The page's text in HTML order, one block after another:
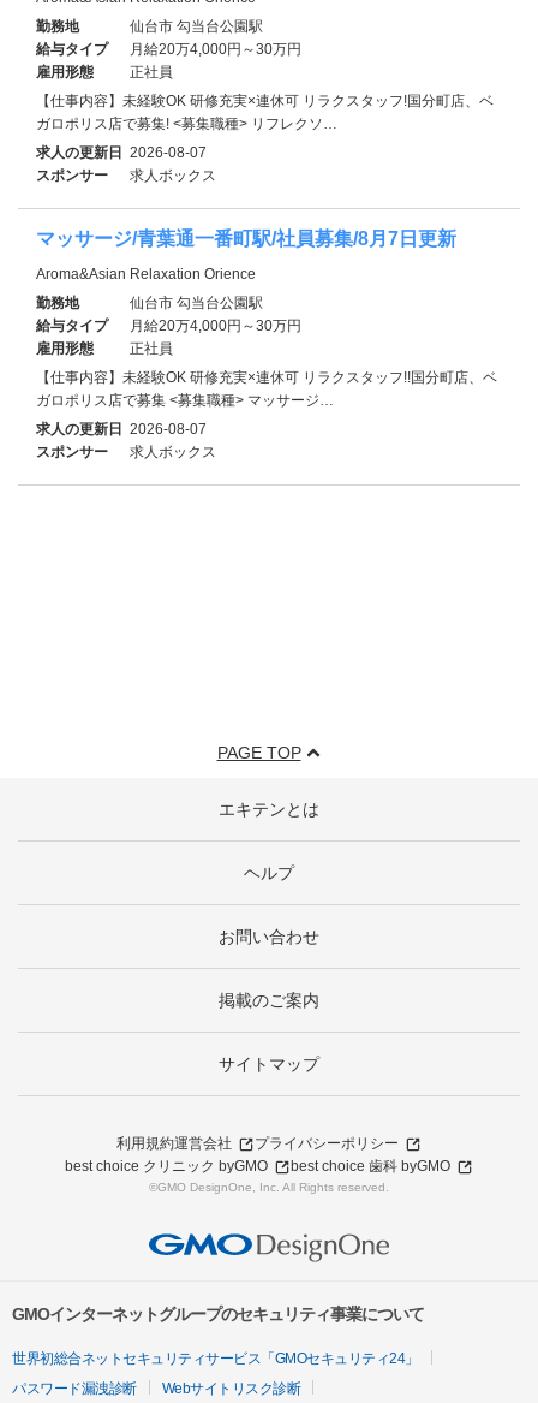
勤務地
仙台市 勾当台公園駅
給与タイプ
月給20万4,000円～30万円
雇用形態
正社員
【仕事内容】未経験OK 研修充実×連休可 リラクスタッフ!国分町店、ベ
ガロポリス店で募集! <募集職種> リフレクソ…
求人の更新日 2026-08-07
スポンサー
求人ボックス
マッサージ/青葉通一番町駅/社員募集/8月7日更新
Aroma&Asian Relaxation Orience
勤務地
仙台市 勾当台公園駅
給与タイプ
月給20万4,000円～30万円
雇用形態
正社員
【仕事内容】未経験OK 研修充実×連休可 リラクスタッフ!!国分町店、ベ
ガロポリス店で募集 <募集職種> マッサージ…
求人の更新日 2026-08-07
スポンサー
求人ボックス
PAGE TOP
エキテンとは
ヘルプ
お問い合わせ
掲載のご案内
サイトマップ
利用規約運営会社
プライバシーポリシー
best choice クリニック byGMO
best choice 歯科 byGMO
©GMO DesignOne, Inc. All Rights reserved.
GMOインターネットグループのセキュリティ事業について
世界初総合ネットセキュリティサービス「GMOセキュリティ24」
パスワード漏洩診断
Webサイトリスク診断